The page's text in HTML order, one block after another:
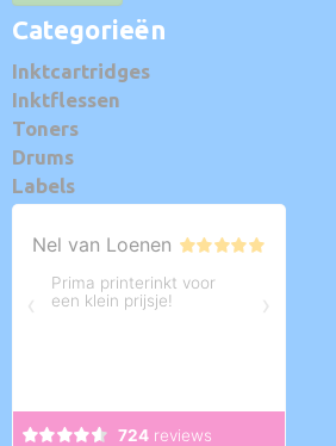
Categorieën
Inktcartridges
Inktflessen
Toners
Drums
Labels